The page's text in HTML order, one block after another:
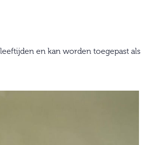
en kan worden toegepast als